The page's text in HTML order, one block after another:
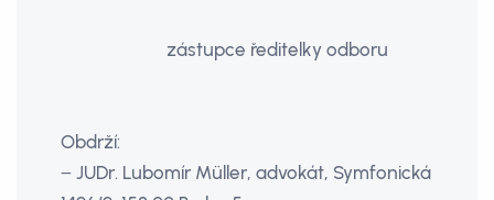
zástupce ředitelky odboru
Obdrží:
− JUDr. Lubomír Müller, advokát, Symfonická